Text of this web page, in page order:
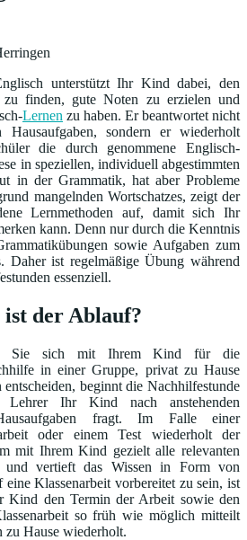
unterstützt Ihr Kind dabei, den
finden, gute Noten zu erzielen und
Lernen zu haben. Er beantwortet nicht
sondern er wiederholt
die durch genommene Englisch-
in speziellen, individuell abgestimmten
in der Grammatik, hat aber Probleme
mangelnden Wortschatzes, zeigt der
Lernmethoden auf, damit sich Ihr
kann. Denn nur durch die Kenntnis
sowie Aufgaben zum
Daher ist regelmäßige Übung während
essenziell.
der Ablauf?
Sie sich mit Ihrem Kind für die
in einer Gruppe, privat zu Hause
beginnt die Nachhilfestunde
Ihr Kind nach anstehenden
fragt. Im Falle einer
oder einem Test wiederholt der
mit Ihrem Kind gezielt alle relevanten
vertieft das Wissen in Form von
Klassenarbeit vorbereitet zu sein, ist
Kind den Termin der Arbeit sowie den
so früh wie möglich mitteilt
zu Hause wiederholt.